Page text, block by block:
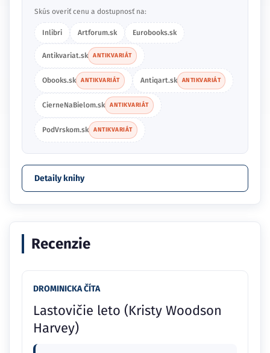
Skús overiť cenu a dostupnosť na:
Inlibri Artforum.sk Eurobooks.sk
Antikvariat.sk ANTIKVARIÁT
Obooks.sk ANTIKVARIÁT Antiqart.sk ANTIKVARIÁT
CierneNaBielom.sk ANTIKVARIÁT
PodVrskom.sk ANTIKVARIÁT
Detaily knihy
Recenzie
DROMINICKA ČÍTA
Lastovičie leto (Kristy Woodson
Harvey)